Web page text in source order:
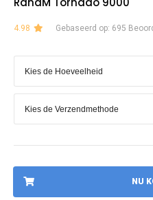
4.98 Gebaseerd op: 695
NU